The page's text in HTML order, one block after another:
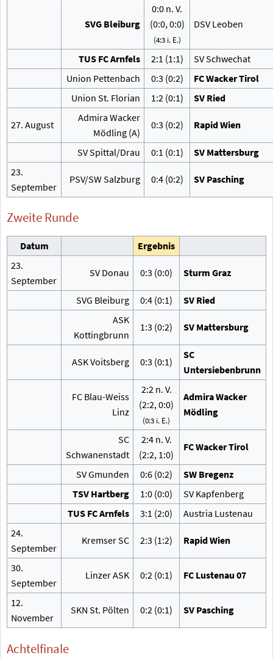
SVG Bleiburg
0:0 n. V.
(0:0, 0:0)
(4:3 i. E.)
DSV Leoben
TUS FC Arnfels 2:1 (1:1)
SV Schwechat
Union Pettenbach
0:3 (0:2)
FC Wacker Tirol
Union St. Florian
1:2 (0:1) SV Ried
27. August
Admira Wacker
Mödling (A)
0:3 (0:2) Rapid Wien
SV Spittal/Drau 0:1 (0:1)
SV Mattersburg
23.
September
PSV/SW Salzburg 0:4 (0:2) SV Pasching
Zweite Runde
Datum
Ergebnis
23.
September
SV Donau 0:3 (0:0) Sturm Graz
SVG Bleiburg 0:4 (0:1)
SV Ried
ASK
Kottingbrunn
1:3 (0:2) SV Mattersburg
ASK Voitsberg 0:3 (0:1)
SC
Untersiebenbrunn
FC Blau-Weiss
Linz
2:2 n. V.
(2:2, 0:0)
(0:3 i. E.)
Admira Wacker
Mödling
SC
Schwanenstadt
2:4 n. V.
(2:2, 1:0)
FC Wacker Tirol
SV Gmunden 0:6 (0:2)
SW Bregenz
TSV Hartberg
1:0 (0:0)
SV Kapfenberg
TUS FC Arnfels
3:1 (2:0)
Austria Lustenau
24.
September
Kremser SC 2:3 (1:2) Rapid Wien
30.
September
Linzer ASK 0:2 (0:1) FC Lustenau 07
12.
November
SKN St. Pölten 0:2 (0:1) SV Pasching
Achtelfinale